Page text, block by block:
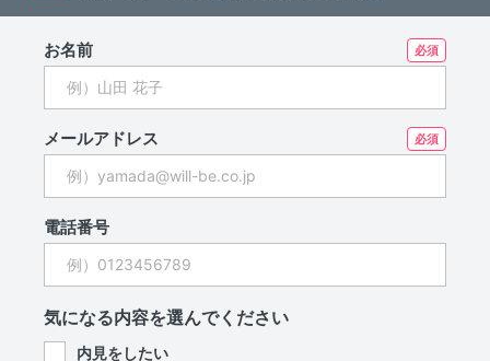
お名前
メールアドレス
電話番号
気になる内容を選んでください
内見をしたい